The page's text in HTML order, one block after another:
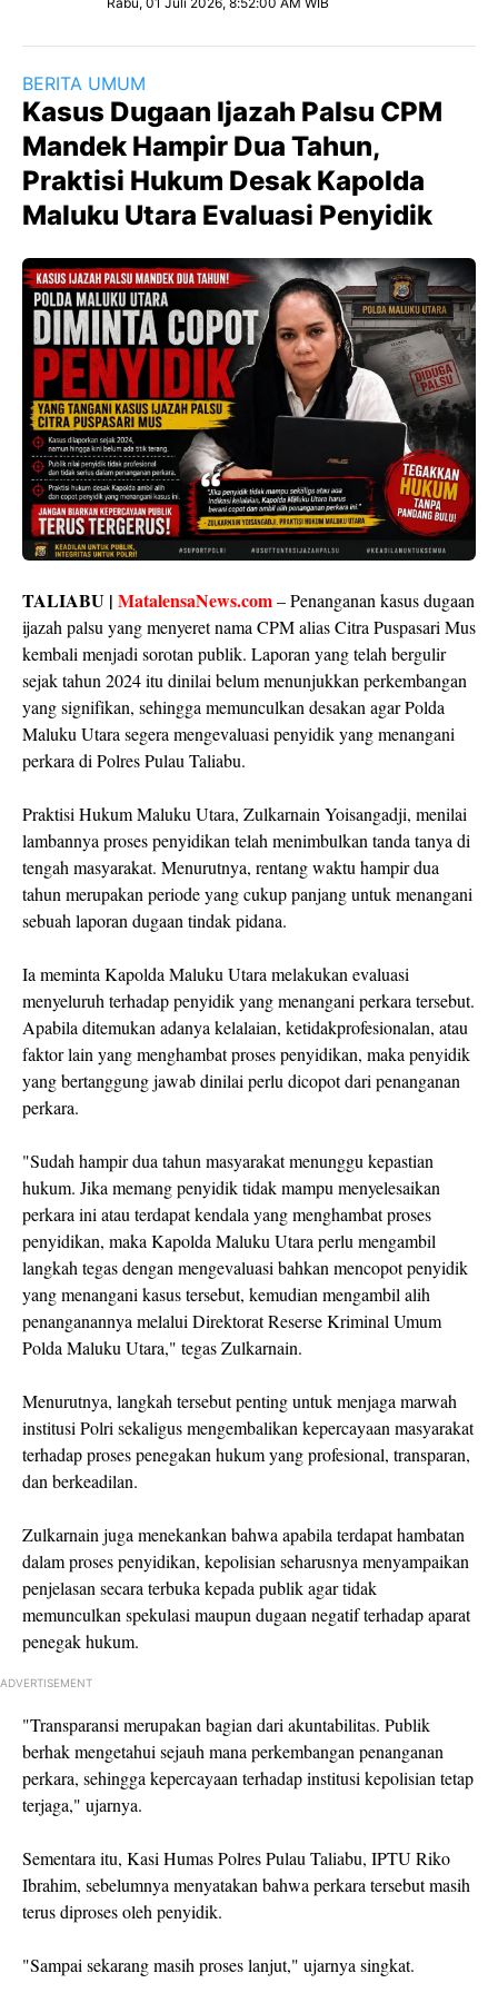
BERITA UMUM
Kasus Dugaan Ijazah Palsu CPM
Mandek Hampir Dua Tahun,
Praktisi Hukum Desak Kapolda
Maluku Utara Evaluasi Penyidik
TALIABU | MatalensaNews.com– Penanganan kasus dugaan
ijazah palsu yang menyeret nama CPM alias Citra Puspasari Mus
kembali menjadi sorotan publik. Laporan yang telah bergulir
sejak tahun 2024 itu dinilai belum menunjukkan perkembangan
yang signifikan, sehingga memunculkan desakan agar Polda
Maluku Utara segera mengevaluasi penyidik yang menangani
perkara di Polres Pulau Taliabu.
Praktisi Hukum Maluku Utara, Zulkarnain Yoisangadji, menilai
lambannya proses penyidikan telah menimbulkan tanda tanya di
tengah masyarakat. Menurutnya, rentang waktu hampir dua
tahun merupakan periode yang cukup panjang untuk menangani
sebuah laporan dugaan tindak pidana.
Ia meminta Kapolda Maluku Utara melakukan evaluasi
menyeluruh terhadap penyidik yang menangani perkara tersebut.
Apabila ditemukan adanya kelalaian, ketidakprofesionalan, atau
faktor lain yang menghambat proses penyidikan, maka penyidik
yang bertanggung jawab dinilai perlu dicopot dari penanganan
perkara.
"Sudah hampir dua tahun masyarakat menunggu kepastian
hukum. Jika memang penyidik tidak mampu menyelesaikan
perkara ini atau terdapat kendala yang menghambat proses
penyidikan, maka Kapolda Maluku Utara perlu mengambil
langkah tegas dengan mengevaluasi bahkan mencopot penyidik
yang menangani kasus tersebut, kemudian mengambil alih
penanganannya melalui Direktorat Reserse Kriminal Umum
Polda Maluku Utara," tegas Zulkarnain.
Menurutnya, langkah tersebut penting untuk menjaga marwah
institusi Polri sekaligus mengembalikan kepercayaan masyarakat
terhadap proses penegakan hukum yang profesional, transparan,
dan berkeadilan.
Zulkarnain juga menekankan bahwa apabila terdapat hambatan
dalam proses penyidikan, kepolisian seharusnya menyampaikan
penjelasan secara terbuka kepada publik agar tidak
memunculkan spekulasi maupun dugaan negatif terhadap aparat
penegak hukum.
ADVERTISEMENT
"Transparansi merupakan bagian dari akuntabilitas. Publik
berhak mengetahui sejauh mana perkembangan penanganan
perkara, sehingga kepercayaan terhadap institusi kepolisian tetap
terjaga," ujarnya.
Sementara itu, Kasi Humas Polres Pulau Taliabu, IPTU Riko
Ibrahim, sebelumnya menyatakan bahwa perkara tersebut masih
terus diproses oleh penyidik.
"Sampai sekarang masih proses lanjut," ujarnya singkat.